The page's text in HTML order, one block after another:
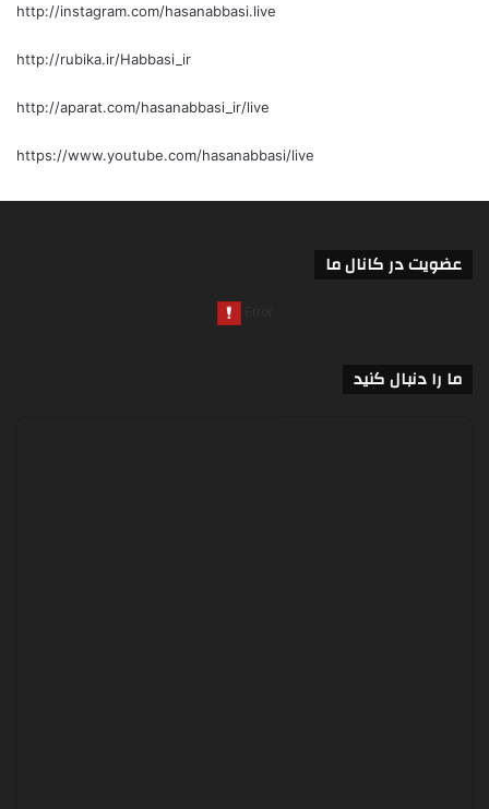
http://instagram.com/hasanabbasi.live
http://rubika.ir/Habbasi_ir
http://aparat.com/hasanabbasi_ir/live
https://www.youtube.com/hasanabbasi/live
عضویت در کانال ما
ما را دنبال کنید